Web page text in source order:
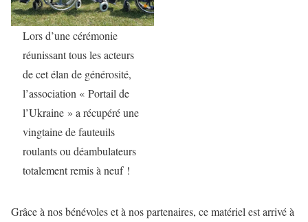
Lors d’une cérémonie
réunissant tous les acteurs
de cet élan de générosité,
l’association « Portail de
l’Ukraine » a récupéré une
vingtaine de fauteuils
roulants ou déambulateurs
totalement remis à neuf !
Grâce à nos bénévoles et à nos partenaires, ce matériel est arrivé à